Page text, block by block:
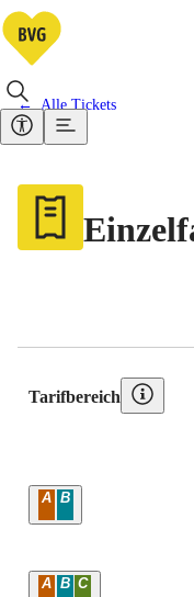
Alle Tickets
Tarifbereich
Zone
A B
Zone
A B C